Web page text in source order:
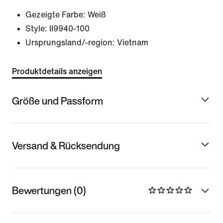
Gezeigte Farbe: Weiß
Style:
II9940-100
Ursprungsland/-region: Vietnam
Produktdetails anzeigen
Größe und Passform
Versand & Rücksendung
Bewertungen (0)